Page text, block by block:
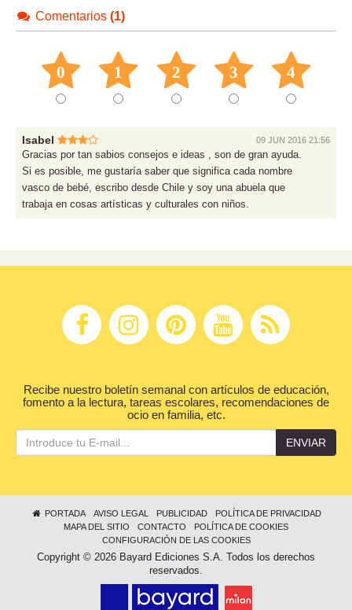
Comentarios (1)
0 1 2 3 4
09 JUN 2016 21:56
Isabel
Gracias por tan sabios consejos e ideas , son de gran ayuda.
Si es posible, me gustaría saber que significa cada nombre
vasco de bebé, escribo desde Chile y soy una abuela que
trabaja en cosas artísticas y culturales con niños.
Recibe nuestro boletín semanal con artículos de educación,
fomento a la lectura, tareas escolares, recomendaciones de
ocio en familia, etc.
ENVIAR
PORTADA AVISO LEGAL PUBLICIDAD
POLÍTICA DE PRIVACIDAD
MAPA DEL SITIO
CONTACTO
POLÍTICA DE COOKIES
CONFIGURACIÓN DE LAS COOKIES
Copyright © 2026 Bayard Ediciones S.A. Todos los derechos
reservados.